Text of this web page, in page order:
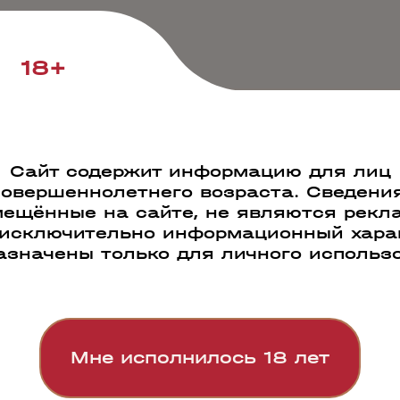
Каталог Новости Гарантия качества
для партнеров
Словарь винных
Подарочный алкоголь
18+
Сайт содержит информацию для лиц
возраста.
на сайте, не являются
информационный
только для личного
Мне исполнилось 18 лет